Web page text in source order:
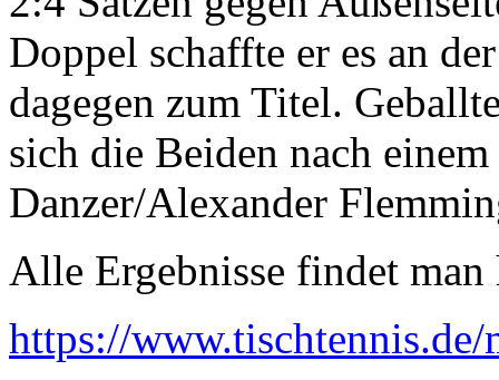
Doppel schaffte er es an
dagegen zum Titel.
sich die Beiden nach
Danzer/Alexander
Alle Ergebnisse findet
https://